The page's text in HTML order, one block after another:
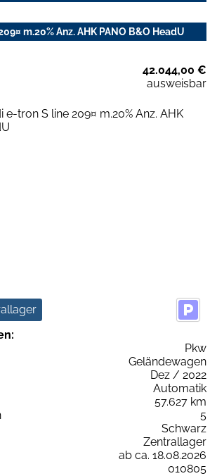
m.20% Anz. AHK PANO B&O HeadU
42.044,00 €
ausweisbar
Pkw
Geländewagen
Dez / 2022
Automatik
57.627 km
5
Schwarz
Zentrallager
ab ca. 18.08.2026
010805